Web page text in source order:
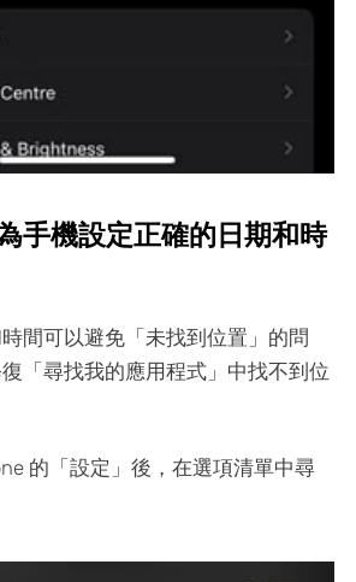
手機設定正確的日期和時
間可以避免「未找到位置」的問
「尋找我的應用程式」中找不到位
的「設定」後，在選項清單中尋